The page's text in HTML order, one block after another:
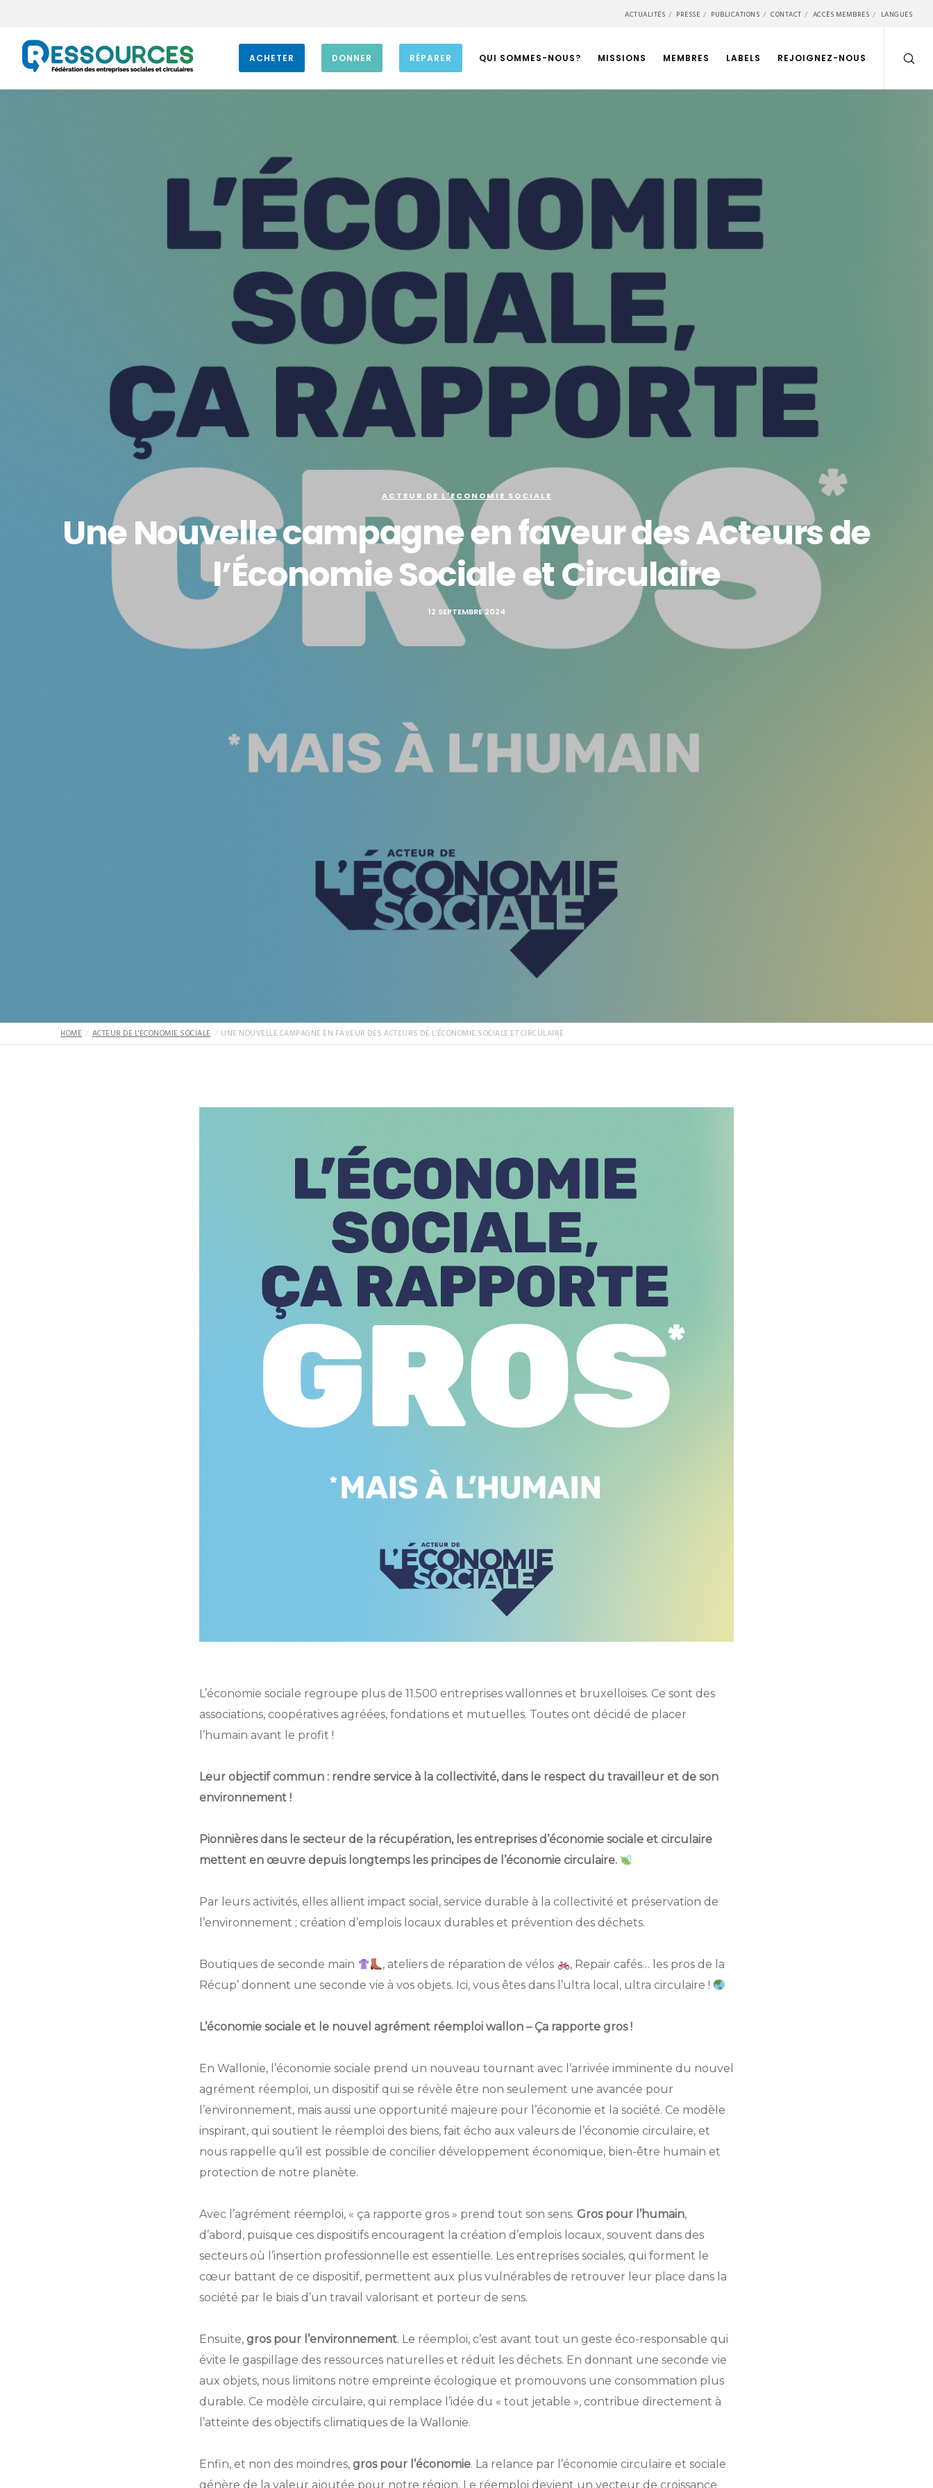
ACTUALITÉS PRESSE PUBLICATIONS CONTACT ACCÈS MEMBRES LANGUES
ACHETER DONNER RÉPARER QUI SOMMES-NOUS? MISSIONS MEMBRES LABELS REJOIGNEZ-NOUS
ACTEUR DE L'ECONOMIE SOCIALE
Une Nouvelle campagne en faveur des Acteurs de
l’Économie Sociale et Circulaire
12 SEPTEMBRE 2024
HOME ACTEUR DE L'ECONOMIE SOCIALE UNE NOUVELLE CAMPAGNE EN FAVEUR DES ACTEURS DE L’ÉCONOMIE SOCIALE ET CIRCULAIRE
L’économie sociale regroupe plus de 11.500 entreprises wallonnes et bruxelloises. Ce sont des
associations, coopératives agréées, fondations et mutuelles. Toutes ont décidé de placer
l’humain avant le profit !
Leur objectif commun : rendre service à la collectivité, dans le respect du travailleur et de son
environnement !
Pionnières dans le secteur de la récupération, les entreprises d’économie sociale et circulaire
mettent en œuvre depuis longtemps les principes de l’économie circulaire.
Par leurs activités, elles allient impact social, service durable à la collectivité et préservation de
l’environnement ; création d’emplois locaux durables et prévention des déchets.
Boutiques de seconde main , ateliers de réparation de vélos
, Repair cafés… les pros de la
Récup’ donnent une seconde vie à vos objets. Ici, vous êtes dans l’ultra local, ultra circulaire !
L’économie sociale et le nouvel agrément réemploi wallon – Ça rapporte gros !
En Wallonie, l’économie sociale prend un nouveau tournant avec l’arrivée imminente du nouvel
agrément réemploi, un dispositif qui se révèle être non seulement une avancée pour
l’environnement, mais aussi une opportunité majeure pour l’économie et la société. Ce modèle
inspirant, qui soutient le réemploi des biens, fait écho aux valeurs de l’économie circulaire, et
nous rappelle qu’il est possible de concilier développement économique, bien-être humain et
protection de notre planète.
Avec l’agrément réemploi, « ça rapporte gros » prend tout son sens. Gros pour l’humain,
d’abord, puisque ces dispositifs encouragent la création d’emplois locaux, souvent dans des
secteurs où l’insertion professionnelle est essentielle. Les entreprises sociales, qui forment le
cœur battant de ce dispositif, permettent aux plus vulnérables de retrouver leur place dans la
société par le biais d’un travail valorisant et porteur de sens.
Ensuite, gros pour l’environnement. Le réemploi, c’est avant tout un geste éco-responsable qui
évite le gaspillage des ressources naturelles et réduit les déchets. En donnant une seconde vie
aux objets, nous limitons notre empreinte écologique et promouvons une consommation plus
durable. Ce modèle circulaire, qui remplace l’idée du « tout jetable », contribue directement à
l’atteinte des objectifs climatiques de la Wallonie.
Enfin, et non des moindres, gros pour l’économie. La relance par l’économie circulaire et sociale
génère de la valeur ajoutée pour notre région. Le réemploi devient un vecteur de croissance